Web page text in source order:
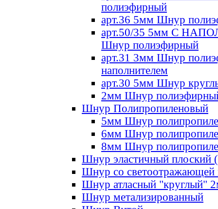
полиэфирный
арт.36 5мм Шнур
арт.50/35 5мм С
Шнур полиэфирный
арт.31 3мм Шнур
наполнителем
арт.30 5мм Шнур
2мм Шнур
Шнур Полипропиленовый
5мм Шнур
6мм Шнур
8мм Шнур
Шнур эластичный плоский
Шнур со светоотражающей
Шнур атласный "круглый"
Шнур метализированный